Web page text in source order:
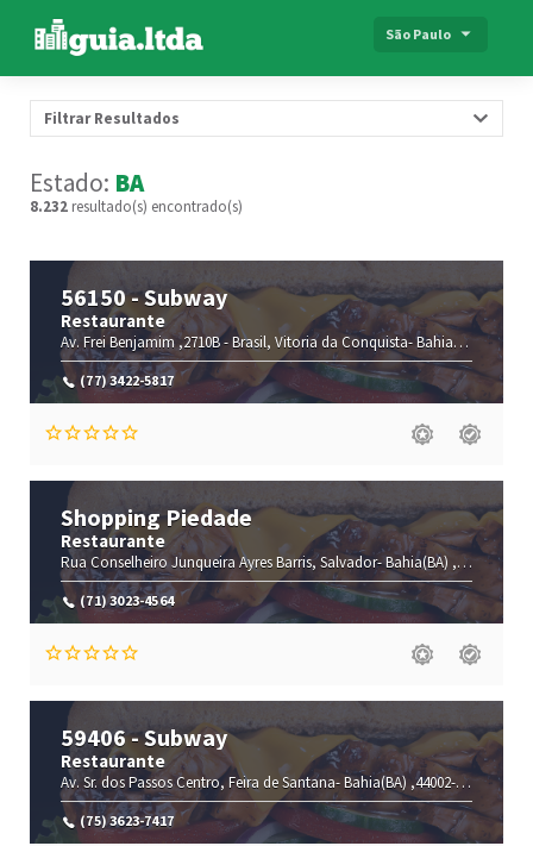
São Paulo
Filtrar Resultados
Estado: BA
8.232 resultado(s) encontrado(s)
56150 - Subway
Restaurante
Av. Frei Benjamim ,2710B -Brasil, Vitoria da Conquista-Bahia(BA) ,45051-
(77) 3422-5817
Shopping Piedade
Restaurante
Rua Conselheiro Junqueira AyresBarris, Salvador-Bahia(BA) ,40070-080
(71) 3023-4564
59406 - Subway
Restaurante
Av. Sr. dos PassosCentro,Feira de Santana-Bahia(BA),44002-205
(75) 3623-7417